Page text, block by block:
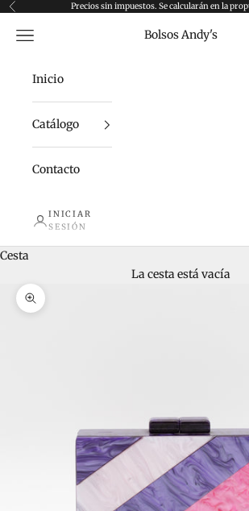
Ir al contenido
Anterior Precios sin impuestos. Se calcularán en la
Bolsos Andy's
Menú
Inicio
Catálogo
Contacto
INICIAR
SESIÓN
Cesta
La cesta está vacía
Zoom